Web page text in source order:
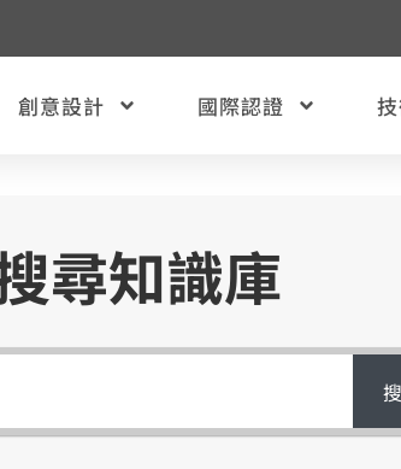
創意設計 國際認證
尋知識庫